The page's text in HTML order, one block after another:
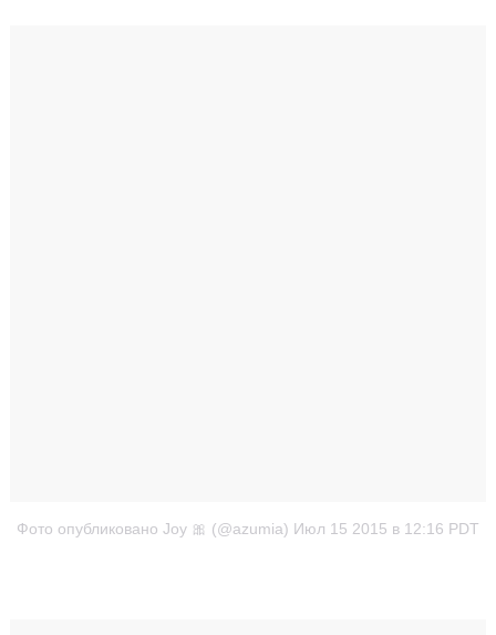
Фото опубликовано Joy 🎀 (@azumia) Июл 15 2015 в 12:16 PDT